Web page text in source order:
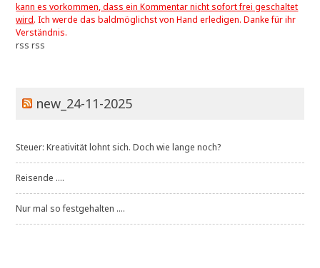
kann es vorkommen, dass ein Kommentar nicht sofort frei geschaltet
wird. Ich werde das baldmöglichst von Hand erledigen. Danke für ihr
Verständnis.
rss rss
new_24-11-2025
Steuer: Kreativität lohnt sich. Doch wie lange noch?
Reisende ....
Nur mal so festgehalten ....